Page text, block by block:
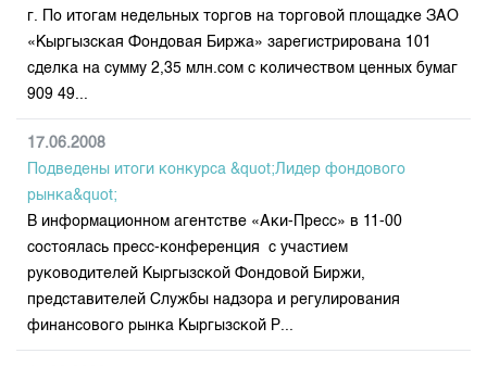
г. По итогам недельных торгов на торговой площадке ЗАО
«Кыргызская Фондовая Биржа» зарегистрирована 101
сделка на сумму 2,35 млн.сом с количеством ценных бумаг
909 49...
17.06.2008
Подведены итоги конкурса &quot;Лидер фондового
рынка&quot;
В информационном агентстве «Аки-Пресс» в 11-00
состоялась пресс-конференция с участием
руководителей Кыргызской Фондовой Биржи,
представителей Службы надзора и регулирования
финансового рынка Кыргызской Р...